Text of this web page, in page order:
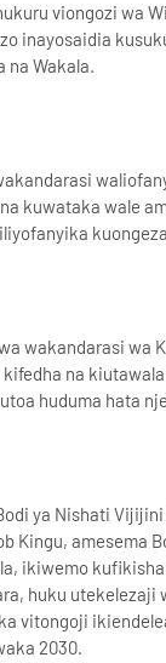
viongozi wa
inayosaidia
na Wakala.
kuwataka wale
wakandarasi wa
na
huduma hata
ya Nishati Vijijini
Kingu, amesema
ikiwemo
huku utekelezaji
vitongoji
2030.